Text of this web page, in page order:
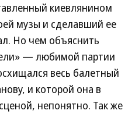
киевлянином
музы и сделавший ее
Но чем объяснить
— любимой партии
весь балетный
и которой она в
непонятно. Так же